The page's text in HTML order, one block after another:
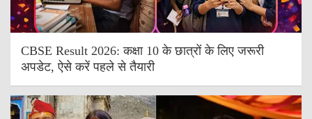
CBSE Result 2026: कक्षा 10 के छात्रों के लिए जरूरी
अपडेट, ऐसे करें पहले से तैयारी